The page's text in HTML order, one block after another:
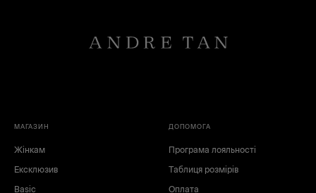
МАГАЗИН
Жінкам
Ексклюзив
Basic
ДОПОМОГА
Програма лояльності
Таблиця розмірів
Оплата